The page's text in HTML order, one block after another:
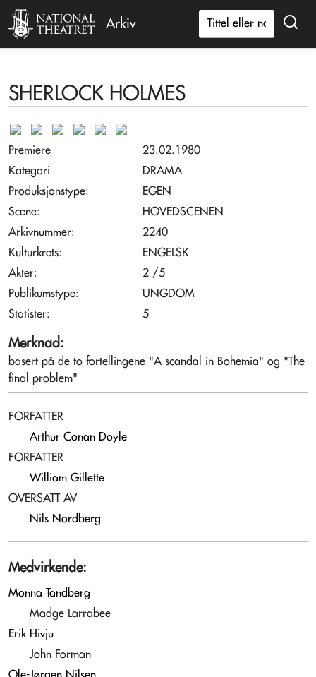
Arkiv
SHERLOCK HOLMES
Premiere
23.02.1980
Kategori
DRAMA
Produksjonstype:
EGEN
Scene:
HOVEDSCENEN
Arkivnummer:
2240
Kulturkrets:
ENGELSK
Akter:
2 /5
Publikumstype:
UNGDOM
Statister:
5
Merknad:
basert på de to fortellingene "A scandal in Bohemia" og "The
final problem"
FORFATTER
Arthur Conan Doyle
FORFATTER
William Gillette
OVERSATT AV
Nils Nordberg
Medvirkende:
Monna Tandberg
Madge Larrabee
Erik Hivju
John Forman